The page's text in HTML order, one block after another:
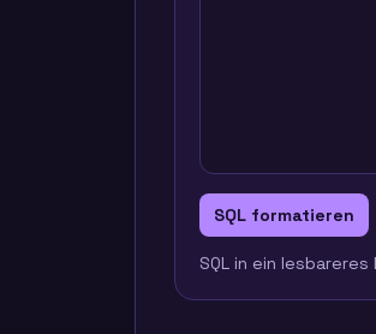
SQL formatieren
SQL in ein